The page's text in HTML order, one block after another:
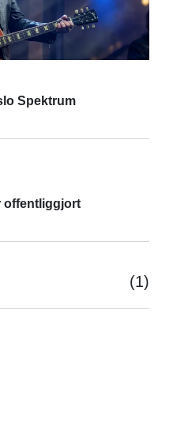
Spektrum
offentliggjort
(1)